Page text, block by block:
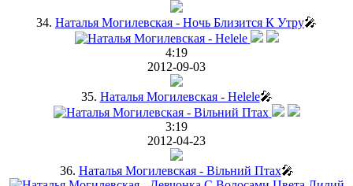
34. Наталья Могилевская - Ночь Близится К Утру🎤
4:19
2012-09-03
35. Наталья Могилевская - Helele🎤
3:19
2012-04-23
36. Наталья Могилевская - Вільний Птах🎤